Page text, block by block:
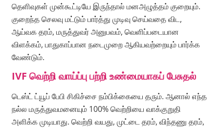
தெளிவுகள் முன்கூட்டியே இருந்தால் மனஅழுத்தம் குறையும்.
குறைந்த செலவு மட்டும் பார்த்து முடிவு செய்வதை விட,
ஆய்வக தரம், மருத்துவர் அனுபவம், வெளிப்படையான
விளக்கம், பாதுகாப்பான நடைமுறை ஆகியவற்றையும் பார்க்க
வேண்டும்.
IVF வெற்றி வாய்ப்பு பற்றி உண்மையாகப் பேசுதல்
டெஸ்ட் ட்யூப் பேபி சிகிச்சை நம்பிக்கையை தரும். ஆனால் எந்த
நல்ல மருத்துவமனையும் 100% வெற்றியை வாக்குறுதி
அளிக்க முடியாது. வெற்றி வயது, முட்டை தரம், விந்தணு தரம்,